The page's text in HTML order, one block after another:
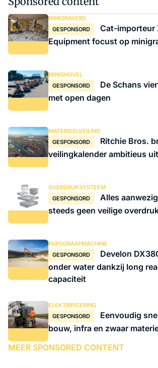
MINIGRAVERS
GESPONSORD
Cat-importeur
Equipment focust op
MINISHOVEL
GESPONSORD
De Schans
met open dagen
MATERIEELVEILING
GESPONSORD
Ritchie Bros.
veilingkalender ambitieus uit
OVERDRUKSYSTEEM
GESPONSORD
Alles
steeds geen veilige
RUPSGRAAFMACHINE
GESPONSORD
Develon
onder water dankzij long
capaciteit
ELEKTRIFICERING
GESPONSORD
Eenvoudig
bouw, infra en zwaar
MEER SPONSORED CONTENT